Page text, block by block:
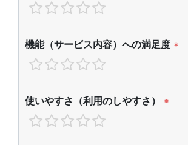
機能（サービス内容）への満足度 *
使いやすさ（利用のしやすさ） *